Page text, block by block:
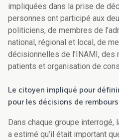
impliquées dans la prise de
personnes ont participé aux
politiciens, de membres de
national, régional et local, de
décisionnelles de l’INAMI,
patients et organisation de
Le citoyen impliqué pour
pour les décisions de
Dans chaque groupe
a estimé qu’il était important